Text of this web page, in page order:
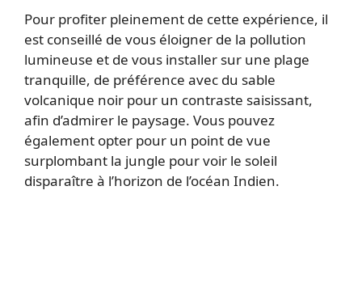
Pour profiter pleinement de cette expérience, il
est conseillé de vous éloigner de la pollution
lumineuse et de vous installer sur une plage
tranquille, de préférence avec du sable
volcanique noir pour un contraste saisissant,
afin d’admirer le paysage. Vous pouvez
également opter pour un point de vue
surplombant la jungle pour voir le soleil
disparaître à l’horizon de l’océan Indien.